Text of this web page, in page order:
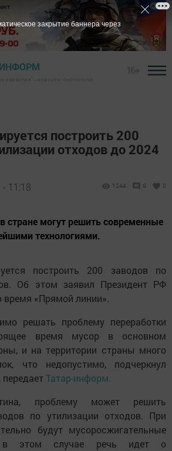
построить 200
отходов до 2024
11:18 1244 0 0
стране могут решить современные
технологиями.
построить 200 заводов по
Об этом заявил Президент РФ
«Прямой линии».
решать проблему переработки
время мусор в основном
и на территории страны много
что недопустимо, подчеркнул
передаетТатар-информ.
проблему может решить
по утилизации отходов. При
будут мусоросжигательные
этом случае речь идет о
закрытие баннера через